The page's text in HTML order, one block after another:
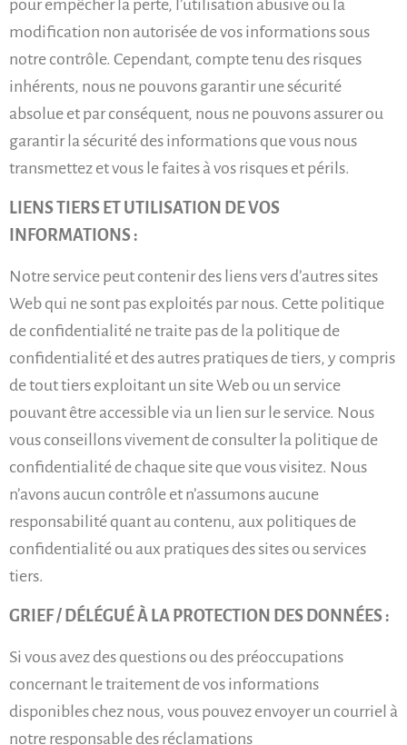
pour empêcher la perte, l’utilisation abusive ou la
modification non autorisée de vos informations sous
notre contrôle. Cependant, compte tenu des risques
inhérents, nous ne pouvons garantir une sécurité
absolue et par conséquent, nous ne pouvons assurer ou
garantir la sécurité des informations que vous nous
transmettez et vous le faites à vos risques et périls.
LIENS TIERS ET UTILISATION DE VOS
INFORMATIONS :
Notre service peut contenir des liens vers d’autres sites
Web qui ne sont pas exploités par nous. Cette politique
de confidentialité ne traite pas de la politique de
confidentialité et des autres pratiques de tiers, y compris
de tout tiers exploitant un site Web ou un service
pouvant être accessible via un lien sur le service. Nous
vous conseillons vivement de consulter la politique de
confidentialité de chaque site que vous visitez. Nous
n’avons aucun contrôle et n’assumons aucune
responsabilité quant au contenu, aux politiques de
confidentialité ou aux pratiques des sites ou services
tiers.
GRIEF / DÉLÉGUÉ À LA PROTECTION DES DONNÉES :
Si vous avez des questions ou des préoccupations
concernant le traitement de vos informations
disponibles chez nous, vous pouvez envoyer un courriel à
notre responsable des réclamations